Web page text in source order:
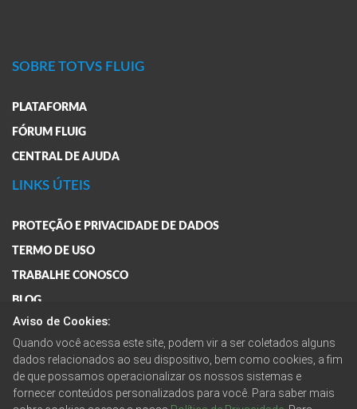
SOBRE TOTVS FLUIG
PLATAFORMA
FÓRUM FLUIG
CENTRAL DE AJUDA
LINKS ÚTEIS
PROTEÇÃO E PRIVACIDADE DE DADOS
TERMO DE USO
TRABALHE CONOSCO
BLOG
FAQ
FALE CONOSCO
ENTRE EM CONTATO
Aviso de Cookies:
Quando você acessa este site, podem vir a ser coletados alguns
dados relacionados ao seu dispositivo, bem como cookies, a fim
de que possamos operacionalizar os nossos sistemas e
fornecer conteúdos personalizados para você. Para saber mais